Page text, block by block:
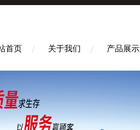
首页 关于我们 产品展示